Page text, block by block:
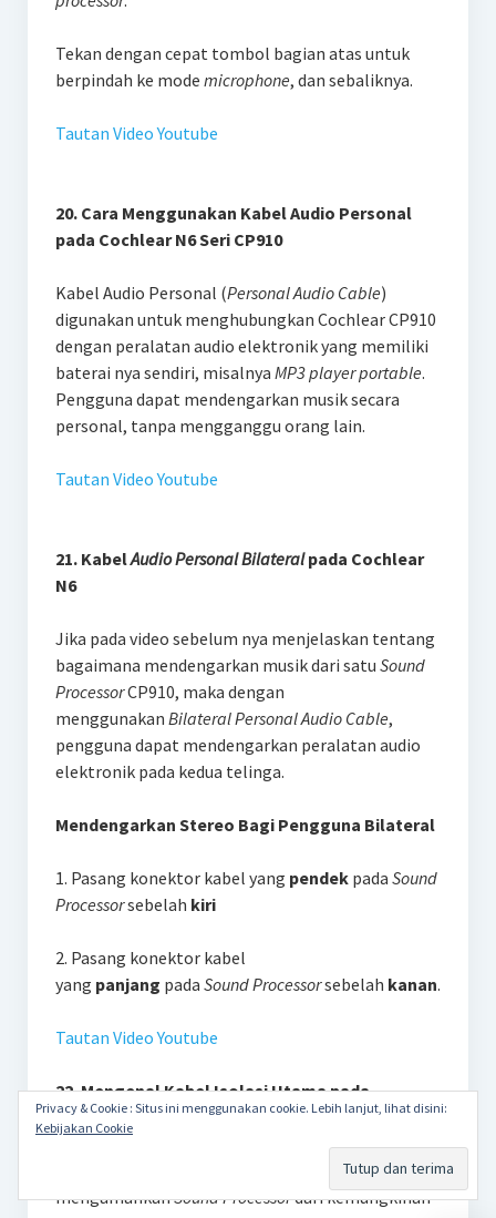
Tekan dengan cepat tombol bagian atas untuk
berpindah ke mode microphone, dan sebaliknya.
Tautan Video Youtube
20. Cara Menggunakan Kabel Audio Personal
pada Cochlear N6 Seri CP910
Kabel Audio Personal (Personal Audio Cable)
digunakan untuk menghubungkan Cochlear CP910
dengan peralatan audio elektronik yang memiliki
baterai nya sendiri, misalnya MP3 player portable.
Pengguna dapat mendengarkan musik secara
personal, tanpa mengganggu orang lain.
Tautan Video Youtube
21. KabelAudio Personal Bilateralpada Cochlear
N6
Jika pada video sebelum nya menjelaskan tentang
bagaimana mendengarkan musik dari satu Sound
ProcessorCP910, maka dengan
menggunakan Bilateral Personal Audio Cable,
pengguna dapat mendengarkan peralatan audio
elektronik pada kedua telinga.
Mendengarkan Stereo Bagi Pengguna Bilateral
1. Pasang konektor kabel yang pendekpada Sound
Processorsebelah kiri
2. Pasang konektor kabel
yang panjang pada Sound Processorsebelah kanan.
Tautan Video Youtube
22. Mengenal Kabel Isolasi Utama pada
Cochlear N6
mengamankanSound Processordari kemungkinan
Privacy & Cookie : Situs ini menggunakan cookie. Lebih lanjut, lihat disini:
Kebijakan Cookie